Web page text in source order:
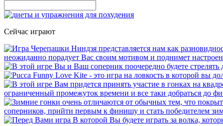
Сейчас играют